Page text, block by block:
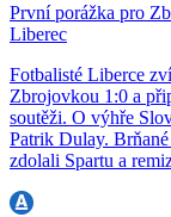
První porážka pro
Liberec
Fotbalisté Liberce
Zbrojovkou 1:0 a
soutěži. O výhře
Patrik Dulay.
zdolali Spartu a